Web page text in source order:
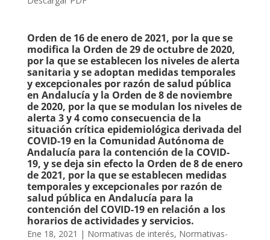
Orden de 16 de enero de 2021, por la que se
modifica la Orden de 29 de octubre de 2020,
por la que se establecen los niveles de alerta
sanitaria y se adoptan medidas temporales
y excepcionales por razón de salud pública
en Andalucía y la Orden de 8 de noviembre
de 2020, por la que se modulan los niveles de
alerta 3 y 4 como consecuencia de la
situación crítica epidemiológica derivada del
COVID-19 en la Comunidad Autónoma de
Andalucía para la contención de la COVID-
19, y se deja sin efecto la Orden de 8 de enero
de 2021, por la que se establecen medidas
temporales y excepcionales por razón de
salud pública en Andalucía para la
contención del COVID-19 en relación a los
horarios de actividades y servicios.
Ene 18, 2021 | Normativas de interés, Normativas-